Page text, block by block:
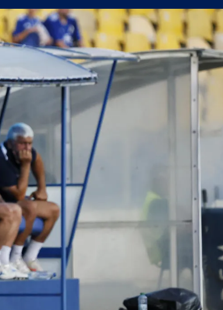
най-скъпия трансфер в историята си